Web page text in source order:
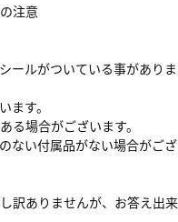
注意
ールがついている事がありま
ます。
る場合がございます。
ない付属品がない場合がござ
訳ありませんが、お答え出来